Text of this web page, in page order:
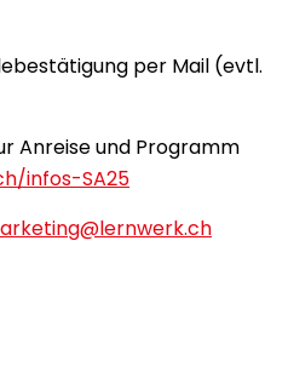
per Mail (evtl.
Anreise und Programm
infos-SA25